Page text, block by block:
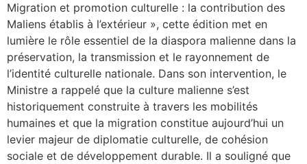
Migration et promotion culturelle : la contribution des
Maliens établis à l’extérieur », cette édition met en
lumière le rôle essentiel de la diaspora malienne dans la
préservation, la transmission et le rayonnement de
l’identité culturelle nationale. Dans son intervention, le
Ministre a rappelé que la culture malienne s’est
historiquement construite à travers les mobilités
humaines et que la migration constitue aujourd’hui un
levier majeur de diplomatie culturelle, de cohésion
sociale et de développement durable. Il a souligné que